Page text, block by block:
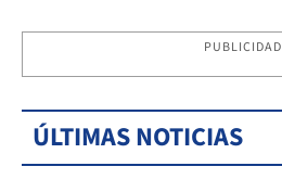
PUBLICIDAD
ÚLTIMAS NOTICIAS